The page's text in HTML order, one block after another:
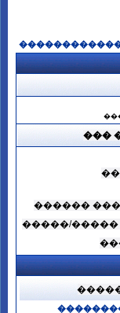
���
������
�����/�����